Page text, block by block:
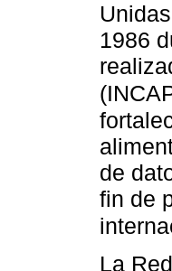
1986
de
fin de
La